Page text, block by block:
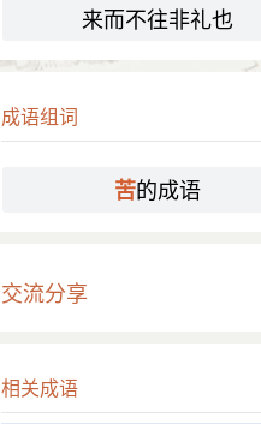
来而不往非礼也
成语组词
苦的成语
交流分享
相关成语